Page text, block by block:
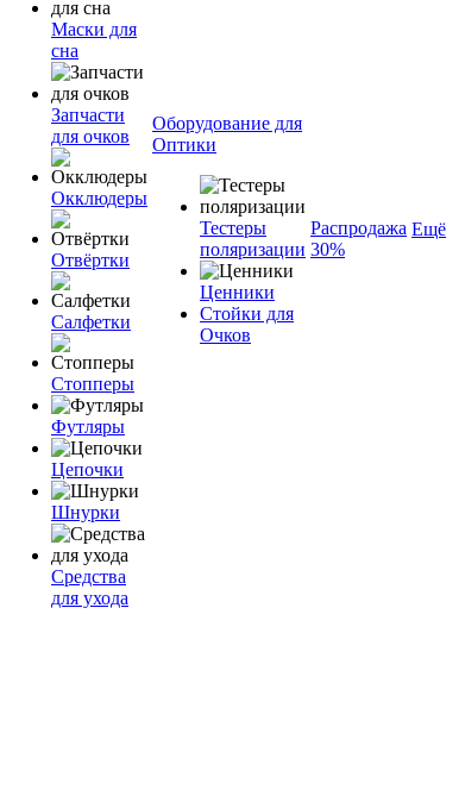
Маски для
сна
Запчасти
для очков
Окклюдеры
Отвёртки
Салфетки
Стопперы
Футляры
Цепочки
Шнурки
Средства
для ухода
Оборудование для
Оптики
Тестеры
поляризации
Ценники
Стойки для
Очков
Распродажа
30%
Ещё